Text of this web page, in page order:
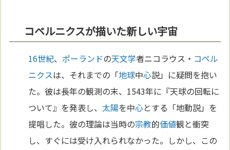
コペルニクスが描いた新しい宇宙
16世紀、 ポーランドの天文学者ニコラウス・ コペル
ニクスは、それまでの「地球中心説」に疑問を抱い
た。彼は長年の観測の末、1543年に『天球の回転に
ついて』を発表し、 太陽を中心とする「地動説」を
提唱した。彼の理論は当時の宗教的価値観と衝突
し、すぐには受け入れられなかった。しかし、この